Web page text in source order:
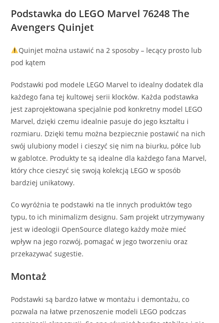
Podstawka do LEGO Marvel 76248 The
Avengers Quinjet
Quinjet można ustawić na 2 sposoby – lecący prosto lub
pod kątem
Podstawki pod modele LEGO Marvel to idealny dodatek dla
każdego fana tej kultowej serii klocków. Każda podstawka
jest zaprojektowana specjalnie pod konkretny model LEGO
Marvel, dzięki czemu idealnie pasuje do jego kształtu i
rozmiaru. Dzięki temu można bezpiecznie postawić na nich
swój ulubiony model i cieszyć się nim na biurku, półce lub
w gablotce. Produkty te są idealne dla każdego fana Marvel,
który chce cieszyć się swoją kolekcją LEGO w sposób
bardziej unikatowy.
Co wyróżnia te podstawki na tle innych produktów tego
typu, to ich minimalizm designu. Sam projekt utrzymywany
jest w ideologii OpenSource dlatego każdy może mieć
wpływ na jego rozwój, pomagać w jego tworzeniu oraz
przekazywać sugestie.
Montaż
Podstawki są bardzo łatwe w montażu i demontażu, co
pozwala na łatwe przenoszenie modeli LEGO podczas